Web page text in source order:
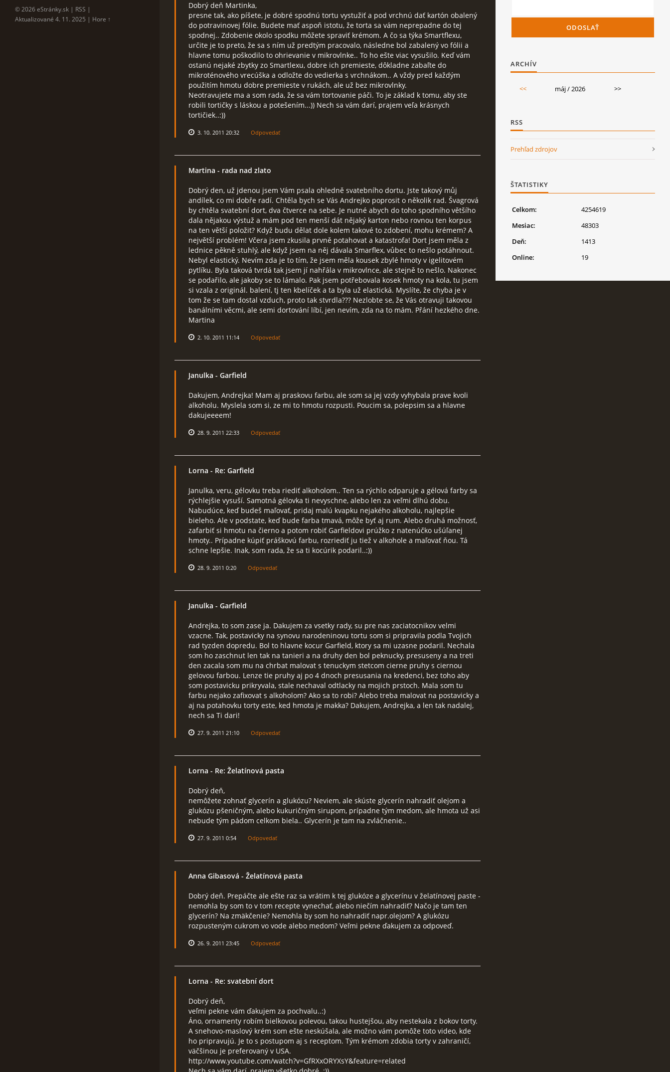
© 2026 eStránky.sk | RSS |
Aktualizované 4. 11. 2025 | Hore ↑
Dobrý deň Martinka,
presne tak, ako píšete, je dobré spodnú tortu vystužiť a pod vrchnú dať kartón obalený
do potravinovej fólie. Budete mať aspoň istotu, že torta sa vám neprepadne do tej
spodnej.. Zdobenie okolo spodku môžete spraviť krémom. A čo sa týka Smartflexu,
určite je to preto, že sa s ním už predtým pracovalo, následne bol zabalený vo fólii a
hlavne tomu poškodilo to ohrievanie v mikrovlnke.. To ho ešte viac vysušilo. Keď vám
ostanú nejaké zbytky zo Smartlexu, dobre ich premieste, dôkladne zabaľte do
mikroténového vrecúška a odložte do vedierka s vrchnákom.. A vždy pred každým
použitím hmotu dobre premieste v rukách, ale už bez mikrovlnky.
Neotravujete ma a som rada, že sa vám tortovanie páči. To je základ k tomu, aby ste
robili tortičky s láskou a potešením...)) Nech sa vám darí, prajem veľa krásnych
tortičiek..:))
3. 10. 2011 20:32 Odpovedať
Martina - rada nad zlato
Dobrý den, už jdenou jsem Vám psala ohledně svatebního dortu. Jste takový můj
andílek, co mi dobře radí. Chtěla bych se Vás Andrejko poprosit o několik rad. Švagrová
by chtěla svatební dort, dva čtverce na sebe. Je nutné abych do toho spodního většího
dala nějakou výstuž a mám pod ten menší dát nějaký karton nebo rovnou ten korpus
na ten větší položit? Když budu dělat dole kolem takové to zdobení, mohu krémem? A
největší problém! Včera jsem zkusila prvně potahovat a katastrofa! Dort jsem měla z
lednice pěkně stuhlý, ale když jsem na něj dávala Smarflex, vůbec to nešlo potáhnout.
Nebyl elastický. Nevím zda je to tím, že jsem měla kousek zbylé hmoty v igelitovém
pytlíku. Byla taková tvrdá tak jsem jí nahřála v mikrovlnce, ale stejně to nešlo. Nakonec
se podařilo, ale jakoby se to lámalo. Pak jsem potřebovala kosek hmoty na kola, tu jsem
si vzala z originál. balení, tj ten kbelíček a ta byla už elastická. Myslíte, že chyba je v
tom že se tam dostal vzduch, proto tak stvrdla??? Nezlobte se, že Vás otravuji takovou
banálními věcmi, ale semi dortování líbí, jen nevím, zda na to mám. Přání hezkého dne.
Martina
2. 10. 2011 11:14 Odpovedať
Janulka - Garfield
Dakujem, Andrejka! Mam aj praskovu farbu, ale som sa jej vzdy vyhybala prave kvoli
alkoholu. Myslela som si, ze mi to hmotu rozpusti. Poucim sa, polepsim sa a hlavne
dakujeeeem!
28. 9. 2011 22:33 Odpovedať
Lorna - Re: Garfield
Janulka, veru, gélovku treba riediť alkoholom.. Ten sa rýchlo odparuje a gélová farby sa
rýchlejšie vysuší. Samotná gélovka ti nevyschne, alebo len za veľmi dlhú dobu.
Nabudúce, keď budeš maľovať, pridaj malú kvapku nejakého alkoholu, najlepšie
bieleho. Ale v podstate, keď bude farba tmavá, môže byť aj rum. Alebo druhá možnosť,
zafarbiť si hmotu na čierno a potom robiť Garfieldovi prúžko z natenúčko ušúľanej
hmoty.. Prípadne kúpiť práškovú farbu, rozriediť ju tiež v alkohole a maľovať ňou. Tá
schne lepšie. Inak, som rada, že sa ti kocúrik podaril..:))
28. 9. 2011 0:20 Odpovedať
Janulka - Garfield
Andrejka, to som zase ja. Dakujem za vsetky rady, su pre nas zaciatocnikov velmi
vzacne. Tak, postavicky na synovu narodeninovu tortu som si pripravila podla Tvojich
rad tyzden dopredu. Bol to hlavne kocur Garfield, ktory sa mi uzasne podaril. Nechala
som ho zaschnut len tak na tanieri a na druhy den bol peknucky, presuseny a na treti
den zacala som mu na chrbat malovat s tenuckym stetcom cierne pruhy s ciernou
gelovou farbou. Lenze tie pruhy aj po 4 dnoch presusania na kredenci, bez toho aby
som postavicku prikryvala, stale nechaval odtlacky na mojich prstoch. Mala som tu
farbu nejako zafixovat s alkoholom? Ako sa to robi? Alebo treba malovat na postavicky a
aj na potahovku torty este, ked hmota je makka? Dakujem, Andrejka, a len tak nadalej,
nech sa Ti dari!
27. 9. 2011 21:10 Odpovedať
Lorna - Re: Želatínová pasta
Dobrý deň,
nemôžete zohnať glycerín a glukózu? Neviem, ale skúste glycerín nahradiť olejom a
glukózu pšeničným, alebo kukuričným sirupom, prípadne tým medom, ale hmota už asi
nebude tým pádom celkom biela.. Glycerín je tam na zvláčnenie..
27. 9. 2011 0:54 Odpovedať
Anna Gibasová - Želatínová pasta
Dobrý deň. Prepáčte ale ešte raz sa vrátim k tej glukóze a glycerínu v želatínovej paste -
nemohla by som to v tom recepte vynechať, alebo niečím nahradiť? Načo je tam ten
glycerín? Na zmäkčenie? Nemohla by som ho nahradiť napr.olejom? A glukózu
rozpusteným cukrom vo vode alebo medom? Veľmi pekne ďakujem za odpoveď.
26. 9. 2011 23:45 Odpovedať
Lorna - Re: svatební dort
Dobrý deň,
veľmi pekne vám ďakujem za pochvalu..:)
Áno, ornamenty robím bielkovou polevou, takou hustejšou, aby nestekala z bokov torty.
A snehovo-maslový krém som ešte neskúšala, ale možno vám pomôže toto video, kde
ho pripravujú. Je to s postupom aj s receptom. Tým krémom zdobia torty v zahraničí,
väčšinou je preferovaný v USA.
http://www.youtube.com/watch?v=GfRXxORYXsY&feature=related
ARCHÍV
<< máj / 2026 >>
RSS
Prehľad zdrojov
ŠTATISTIKY
Online: 19
Celkom:
4254619
Mesiac:
48303
Deň:
1413